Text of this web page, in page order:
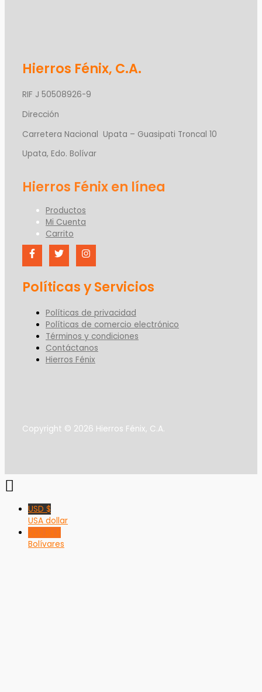
Hierros Fénix, C.A.
RIF J 50508926-9
Dirección
Carretera Nacional Upata – Guasipati Troncal 10
Upata, Edo. Bolívar
Productos
Mi Cuenta
Carrito
Políticas y Servicios
Políticas de privacidad
Políticas de comercio electrónico
Términos y condiciones
Contáctanos
Hierros Fénix
Copyright © 2026 Hierros Fénix, C.A.
USD $
USA dollar
VED Bs F
Bolívares